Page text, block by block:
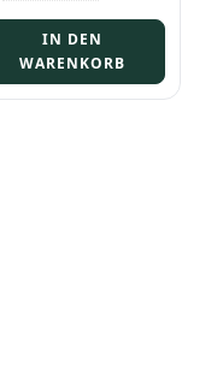
Korb)
Menge
IN DEN
WARENKORB